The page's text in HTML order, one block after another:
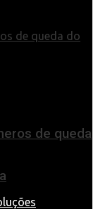
de queda